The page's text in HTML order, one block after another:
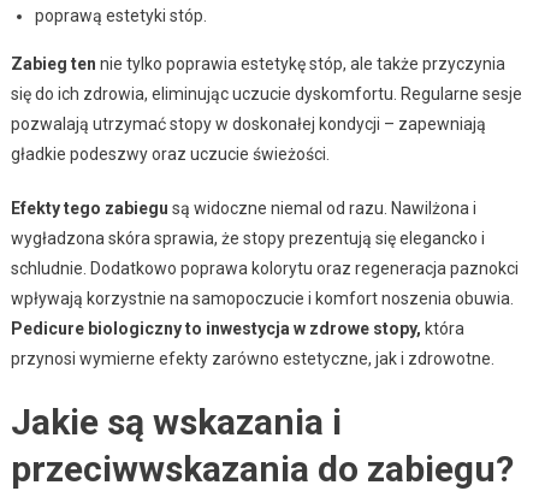
poprawą estetyki stóp.
Zabieg ten nie tylko poprawia estetykę stóp, ale także przyczynia
się do ich zdrowia, eliminując uczucie dyskomfortu. Regularne sesje
pozwalają utrzymać stopy w doskonałej kondycji – zapewniają
gładkie podeszwy oraz uczucie świeżości.
Efekty tego zabiegu są widoczne niemal od razu. Nawilżona i
wygładzona skóra sprawia, że stopy prezentują się elegancko i
schludnie. Dodatkowo poprawa kolorytu oraz regeneracja paznokci
wpływają korzystnie na samopoczucie i komfort noszenia obuwia.
Pedicure biologiczny to inwestycja w zdrowe stopy, która
przynosi wymierne efekty zarówno estetyczne, jak i zdrowotne.
Jakie są wskazania i
przeciwwskazania do zabiegu?